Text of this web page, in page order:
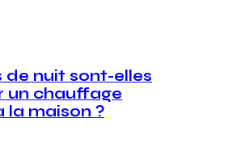
de nuit sont-elles
un chauffage
la maison ?